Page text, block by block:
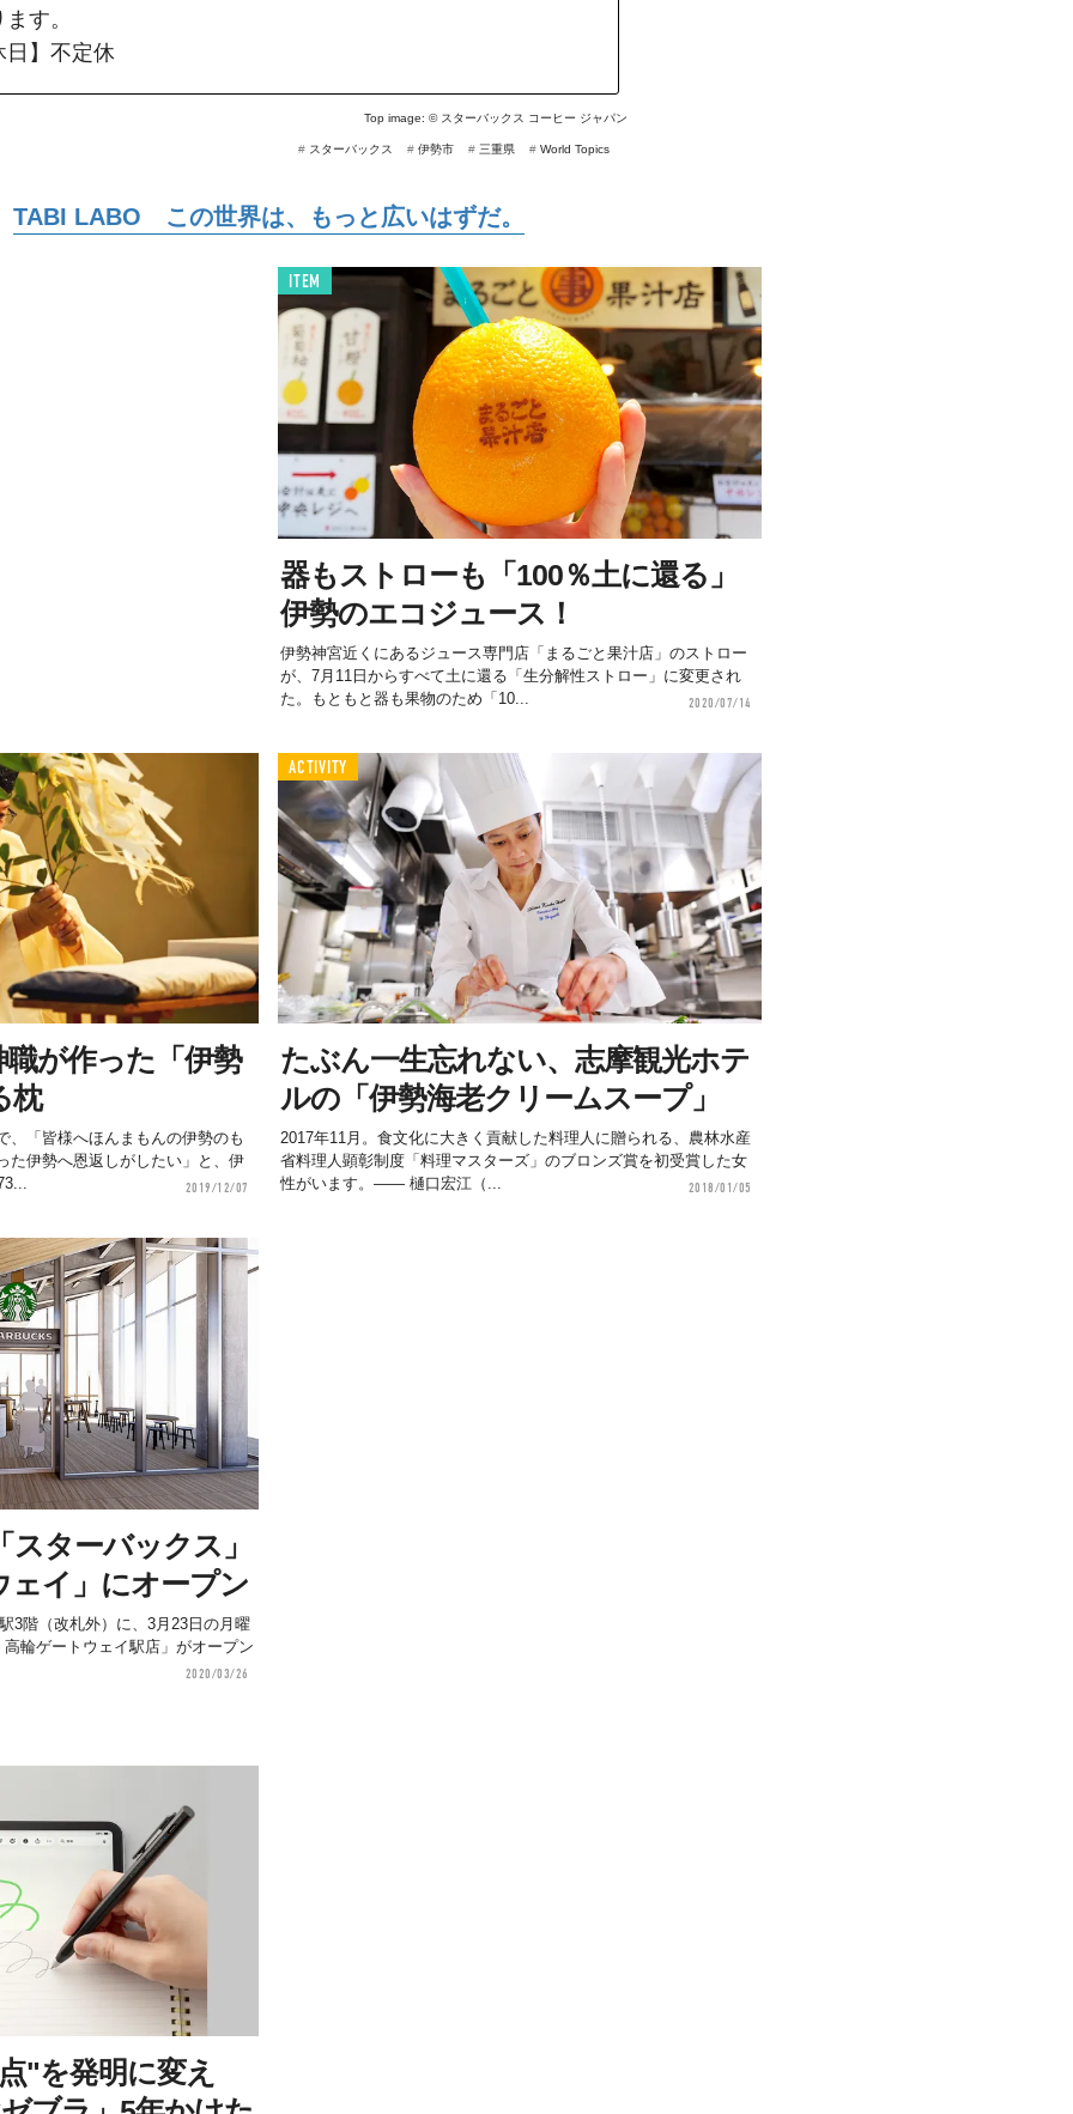
す。
日】不定休
Top image: © スターバックス コーヒー ジャパン
# World Topics
# 三重県
# 伊勢市
# スターバックス
TABI LABO この世界は、もっと広いはずだ。
ITEM
器もストローも「100％土に還る」
伊勢のエコジュース！
伊勢神宮近くにあるジュース専門店「まるごと果汁店」のストロー
が、7月11日からすべて土に還る「生分解性ストロー」に変更され
た。もともと器も果物のため「10...
2020/07/14
が作った「伊勢
枕
、「皆様へほんまもんの伊勢のも
た伊勢へ恩返しがしたい」と、伊
2019/12/07
ACTIVITY
たぶん一生忘れない、志摩観光ホテ
ルの「伊勢海老クリームスープ」
2017年11月。食文化に大きく貢献した料理人に贈られる、農林水産
省料理人顕彰制度「料理マスターズ」のブロンズ賞を初受賞した女
性がいます。—— 樋口宏江（...
2018/01/05
ターバックス」
ェイ」にオープン
3階（改札外）に、3月23日の月曜
輪ゲートウェイ駅店」がオープン
2020/03/26
"を発明に変え